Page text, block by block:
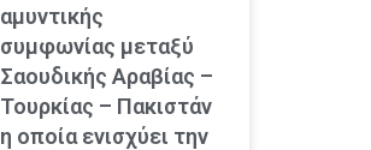
αμυντικής
συμφωνίας μεταξύ
Σαουδικής Αραβίας –
Τουρκίας – Πακιστάν
η οποία ενισχύει την